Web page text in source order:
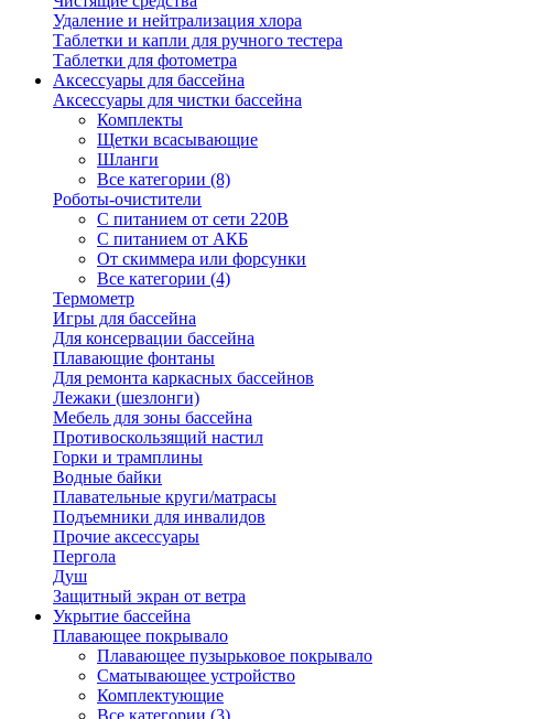
Удаление и нейтрализация хлора
Таблетки и капли для ручного тестера
Таблетки для фотометра
Аксессуары для бассейна
Аксессуары для чистки бассейна
Комплекты
Щетки всасывающие
Шланги
Все категории (8)
Роботы-очистители
С питанием от сети 220В
С питанием от АКБ
От скиммера или форсунки
Все категории (4)
Термометр
Игры для бассейна
Для консервации бассейна
Плавающие фонтаны
Для ремонта каркасных бассейнов
Лежаки (шезлонги)
Мебель для зоны бассейна
Противоскользящий настил
Горки и трамплины
Водные байки
Плавательные круги/матрасы
Подъемники для инвалидов
Прочие аксессуары
Пергола
Душ
Защитный экран от ветра
Укрытие бассейна
Плавающее покрывало
Плавающее пузырьковое покрывало
Сматывающее устройство
Комплектующие
Все категории (3)